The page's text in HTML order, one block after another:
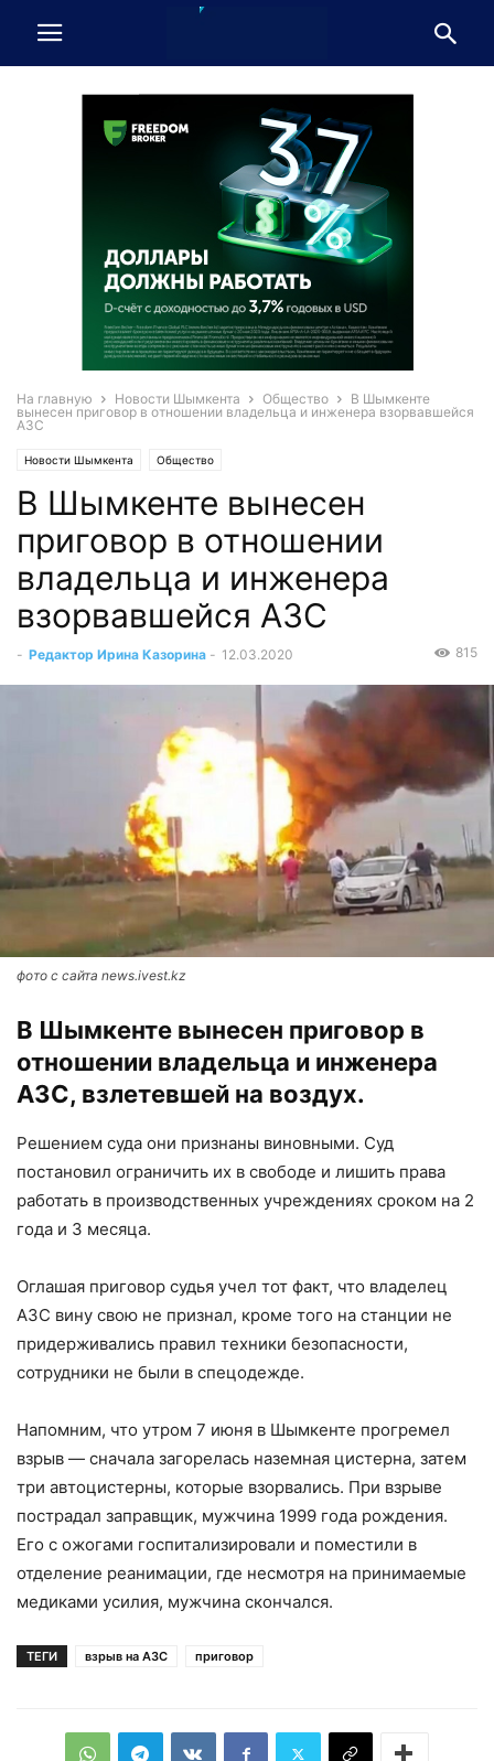
На главную Новости Шымкента Общество
В Шымкенте
вынесен приговор в отношении владельца и инженера взорвавшейся
АЗС
Новости Шымкента Общество
В Шымкенте вынесен
приговор в отношении
владельца и инженера
взорвавшейся АЗС
- Редактор Ирина Казорина - 12.03.2020 815
фото с сайта news.ivest.kz
В Шымкенте вынесен приговор в
отношении владельца и инженера
АЗС, взлетевшей на воздух.
Решением суда они признаны виновными. Суд
постановил ограничить их в свободе и лишить права
работать в производственных учреждениях сроком на 2
года и 3 месяца.
Оглашая приговор судья учел тот факт, что владелец
АЗС вину свою не признал, кроме того на станции не
придерживались правил техники безопасности,
сотрудники не были в спецодежде.
Напомним, что утром 7 июня в Шымкенте прогремел
взрыв — сначала загорелась наземная цистерна, затем
три автоцистерны, которые взорвались. При взрыве
пострадал заправщик, мужчина 1999 года рождения.
Его с ожогами госпитализировали и поместили в
отделение реанимации, где несмотря на принимаемые
медиками усилия, мужчина скончался.
ТЕГИ взрыв на АЗС приговор